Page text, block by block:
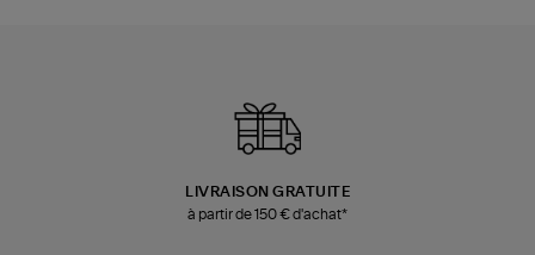
LIVRAISON GRATUITE
à partir de 150 € d'achat*